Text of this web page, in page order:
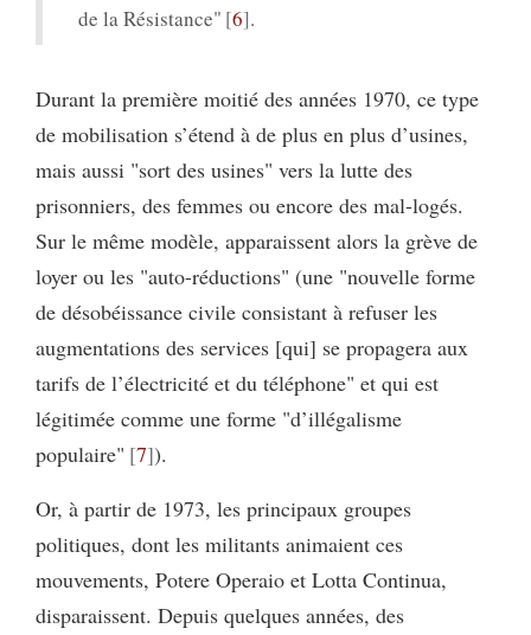
de la Résistance" 6 .
Durant la première moitié des années 1970, ce type
de mobilisation s’étend à de plus en plus d’usines,
mais aussi "sort des usines" vers la lutte des
prisonniers, des femmes ou encore des mal-logés.
Sur le même modèle, apparaissent alors la grève de
loyer ou les "auto-réductions" (une "nouvelle forme
de désobéissance civile consistant à refuser les
augmentations des services [qui] se propagera aux
tarifs de l’électricité et du téléphone" et qui est
légitimée comme une forme "d’illégalisme
populaire" 7 ).
Or, à partir de 1973, les principaux groupes
politiques, dont les militants animaient ces
mouvements, Potere Operaio et Lotta Continua,
disparaissent. Depuis quelques années, des